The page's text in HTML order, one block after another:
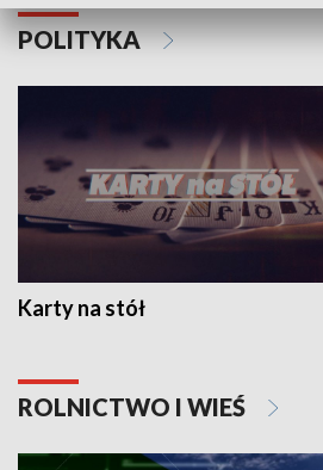
POLITYKA
Karty na stół
ROLNICTWO I WIEŚ